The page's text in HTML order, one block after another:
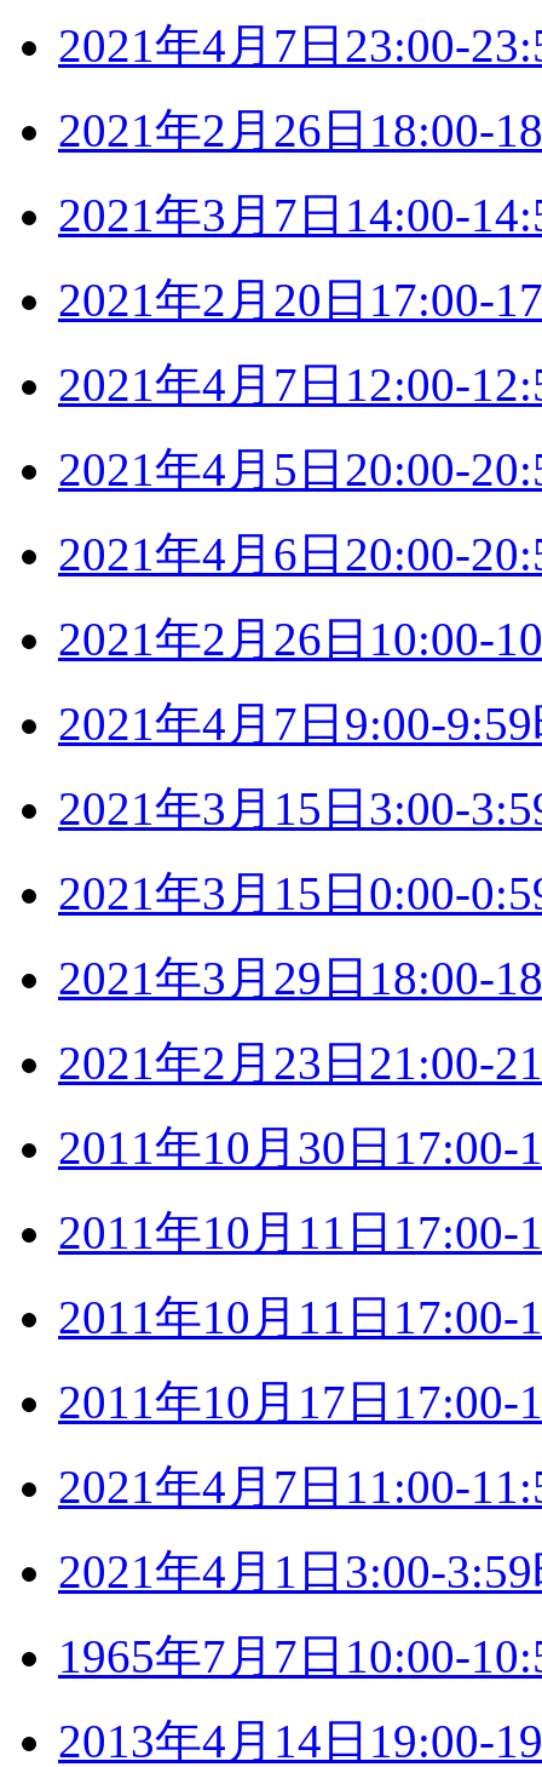
2021年4月7日23:00-
2021年2月26日18:00-
2021年3月7日14:00-
2021年2月20日17:00-
2021年4月7日12:00-
2021年4月5日20:00-
2021年4月6日20:00-
2021年2月26日10:00-
2021年4月7日9:00-
2021年3月15日3:00-
2021年3月15日0:00-
2021年3月29日18:00-
2021年2月23日21:00-
2011年10月30日
2011年10月11日
2011年10月11日
2011年10月17日
2021年4月7日11:00-
2021年4月1日3:00-
1965年7月7日10:00-
2013年4月14日19:00-